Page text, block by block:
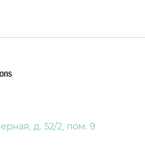
д. 52/2, пом. 9